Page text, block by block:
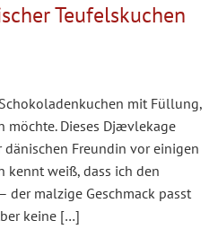
Teufelskuchen
mit Füllung,
möchte. Dieses Djævlekage
dänischen Freundin vor einigen
kennt weiß, dass ich den
der malzige Geschmack passt
keine […]